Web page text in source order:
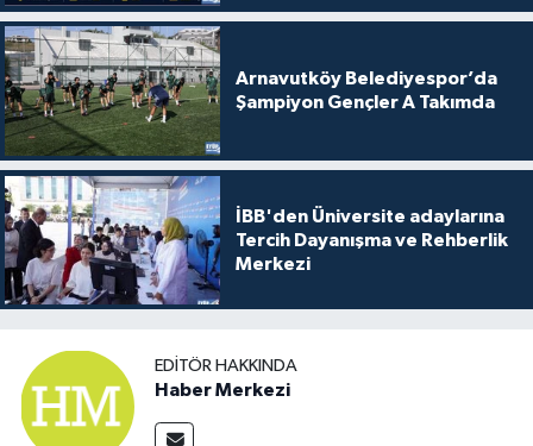
Arnavutköy Belediyespor’da
Şampiyon Gençler A Takımda
İBB'den Üniversite adaylarına
Tercih Dayanışma ve Rehberlik
Merkezi
EDITÖR HAKKINDA
Haber Merkezi